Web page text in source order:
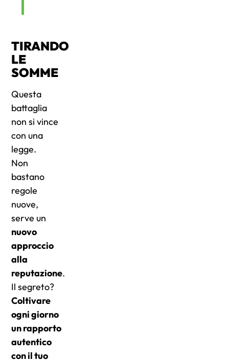
TIRANDO
LE
SOMME
Questa
battaglia
non si vince
con una
legge.
Non
bastano
regole
nuove,
serve un
nuovo
approccio
alla
reputazione.
Il segreto?
Coltivare
ogni giorno
un rapporto
autentico
con il tuo